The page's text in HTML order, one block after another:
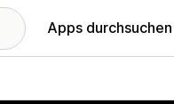
Apps durchsuchen